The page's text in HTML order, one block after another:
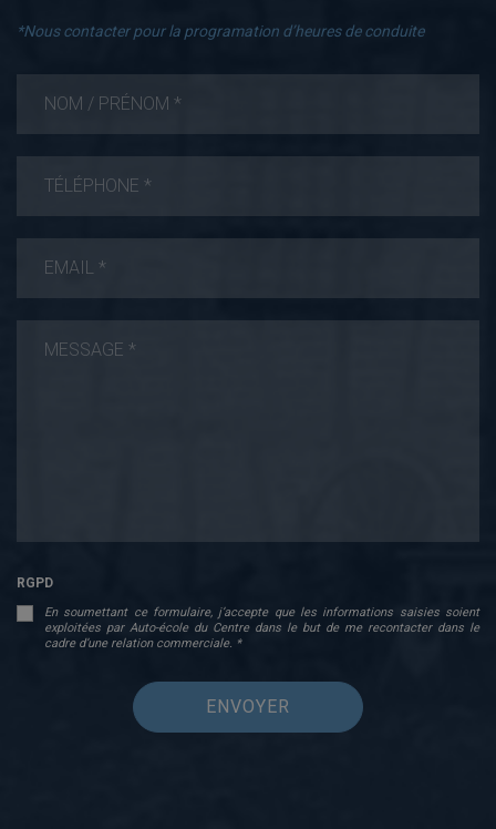
*Nous contacter pour la programation d’heures de conduite
RGPD
En soumettant ce formulaire, j’accepte que les informations saisies soient
exploitées par Auto-école du Centre dans le but de me recontacter dans le
cadre d’une relation commerciale. *